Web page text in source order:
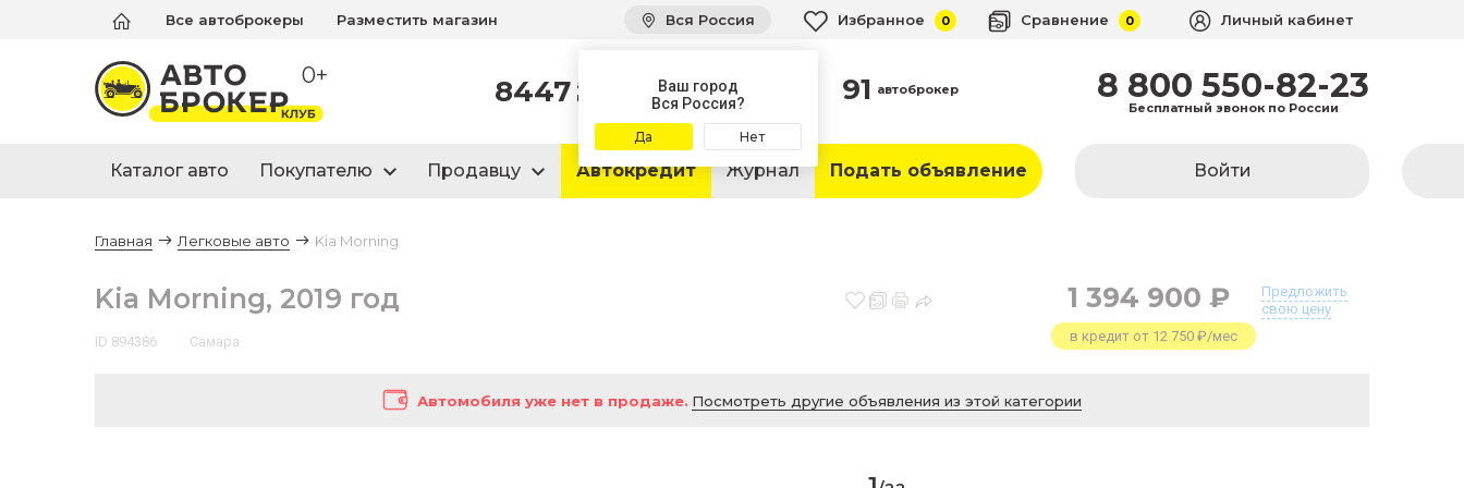
Все автоброкеры Разместить магазин Вся Россия
Ваш город
Вся Россия?
Да Нет
Избранное 0 Сравнение 0 Личный кабинет
0+ 8447 автомобилей
в продаже 91 автоброкер 8 800 550-82-23
Бесплатный звонок по России
Каталог авто Покупателю Продавцу Автокредит Журнал Подать объявление Войти
Главная Легковые авто Kia Morning
Kia Morning, 2019 год
ID 894386 Самара
1 394 900 ₽
Предложить
свою цену
в кредит от 12 750 ₽/мес
Автомобиля уже нет в продаже. Посмотреть другие объявления из этой категории